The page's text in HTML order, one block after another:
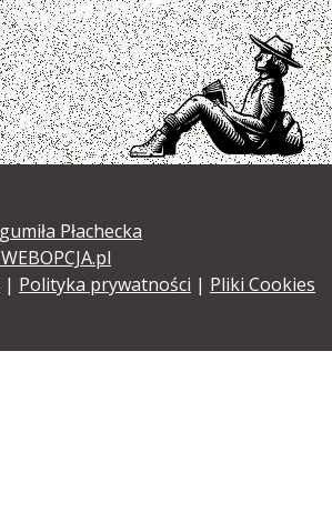
Płachecka
| Polityka prywatności | Pliki Cookies